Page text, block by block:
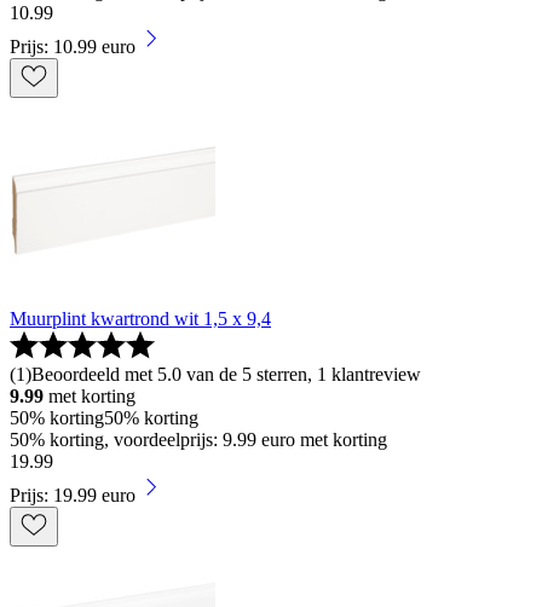
10.99
Prijs: 10.99 euro
Muurplint kwartrond wit 1,5 x 9,4
(1)Beoordeeld met 5.0 van de 5 sterren, 1 klantreview
9.99 met korting
50% korting50% korting
50% korting, voordeelprijs: 9.99 euro met korting
19.99
Prijs: 19.99 euro